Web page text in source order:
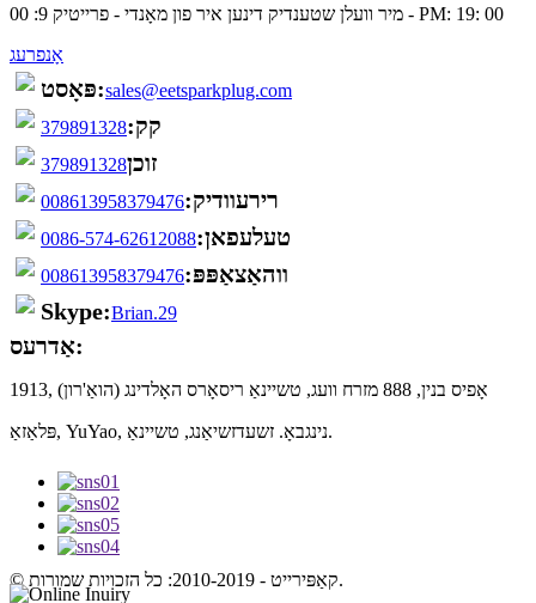
מיר וועלן שטענדיק דינען איר פון מאָנדי - פרייטיק 9: 00 - PM: 19: 00
אָנפרעג
פּאָסט:sales@eetsparkplug.com
קק:379891328
זוכן379891328
רירעוודיק:008613958379476
טעלעפאן:0086-574-62612088
ווהאַצאַפּפּ:008613958379476
Skype:Brian.29
אַדרעס:
1913, אָפיס בנין, 888 מזרח וועג, טשיינאַ ריסאָרס האָלדינג (הואַ'רון)
פּלאַזאַ, YuYao, נינגבאָ. זשעדזשיאַנג, טשיינאַ.
© קאַפּירייט - 2010-2019: כל הזכויות שמורות.